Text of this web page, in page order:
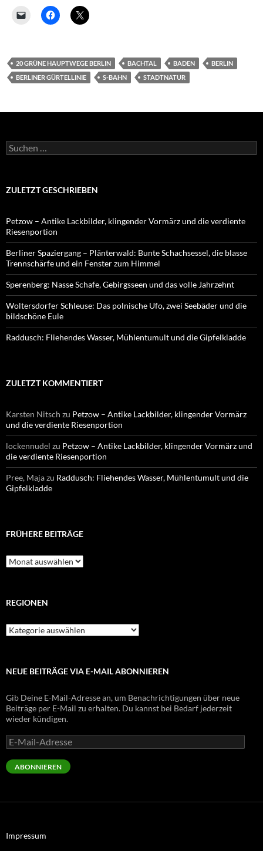
20 GRÜNE HAUPTWEGE BERLIN BACHTAL BADEN
BERLIN
BERLINER GÜRTELLINIE
S-BAHN STADTNATUR
Suchen
nach:
ZULETZT GESCHRIEBEN
Petzow – Antike Lackbilder, klingender Vormärz und die verdiente
Riesenportion
Berliner Spaziergang – Plänterwald: Bunte Schachsessel, die blasse
Trennschärfe und ein Fenster zum Himmel
Sperenberg: Nasse Schafe, Gebirgsseen und das volle Jahrzehnt
Woltersdorfer Schleuse: Das polnische Ufo, zwei Seebäder und die
bildschöne Eule
Raddusch: Fliehendes Wasser, Mühlentumult und die Gipfelkladde
ZULETZT KOMMENTIERT
Karsten Nitsch zu Petzow – Antike Lackbilder, klingender Vormärz
und die verdiente Riesenportion
lockennudel zu Petzow – Antike Lackbilder, klingender Vormärz und
die verdiente Riesenportion
Pree, Majazu Raddusch: Fliehendes Wasser, Mühlentumult und die
Gipfelkladde
FRÜHERE BEITRÄGE
Frühere
Beiträge
REGIONEN
Regionen
NEUE BEITRÄGE VIA E-MAIL ABONNIEREN
Gib Deine E-Mail-Adresse an, um Benachrichtigungen über neue
Beiträge per E-Mail zu erhalten. Du kannst bei Bedarf jederzeit
wieder kündigen.
E-
Mail-
Adresse
ABONNIEREN
Impressum